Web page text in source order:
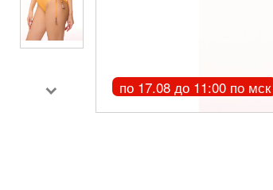
по 17.08 до 11:00 по мск